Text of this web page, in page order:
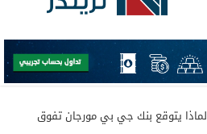
لماذا يتوقع بنك جي بي مورجان تفوق